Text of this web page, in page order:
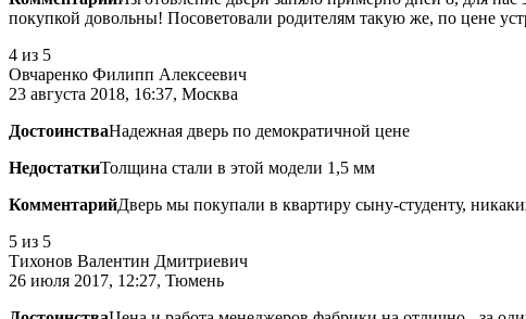
покупкой довольны! Посоветовали родителям такую же, по цене
4 из 5
Овчаренко Филипп Алексеевич
23 августа 2018, 16:37, Москва
ДостоинстваНадежная дверь по демократичной цене
НедостаткиТолщина стали в этой модели 1,5 мм
КомментарийДверь мы покупали в квартиру сыну-студенту,
5 из 5
Тихонов Валентин Дмитриевич
26 июля 2017, 12:27, Тюмень